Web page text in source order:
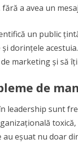
a avea un
un public
și dorințele
marketing și să
de
leadership sunt
au eșuat nu doar